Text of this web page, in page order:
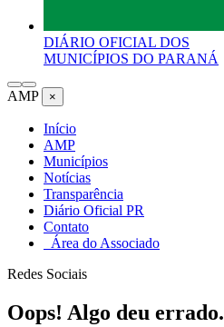
DIÁRIO OFICIAL DOS
MUNICÍPIOS DO PARANÁ
AMP ×
Início
AMP
Municípios
Notícias
Transparência
Diário Oficial PR
Contato
Área do Associado
Redes Sociais
Oops! Algo deu errado.